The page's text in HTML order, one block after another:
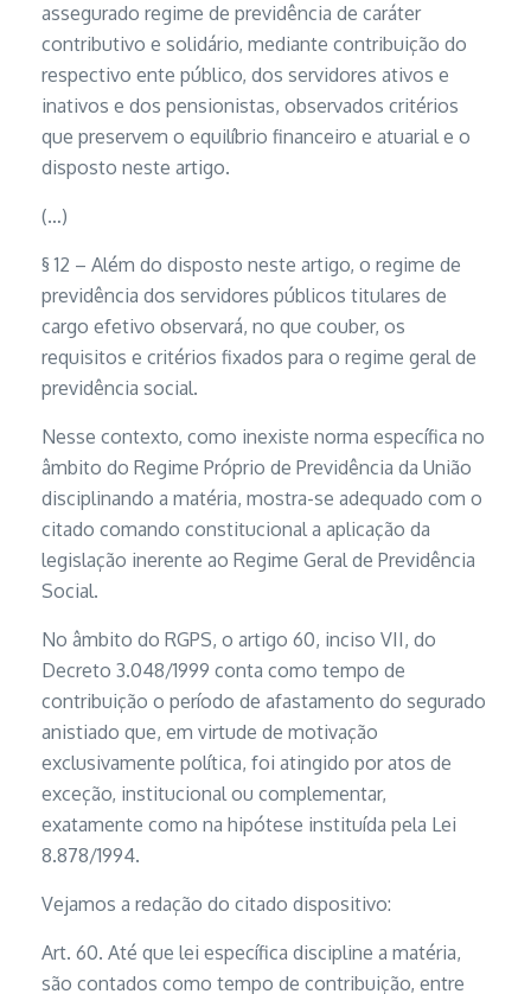
assegurado regime de previdência de caráter
contributivo e solidário, mediante contribuição do
respectivo ente público, dos servidores ativos e
inativos e dos pensionistas, observados critérios
que preservem o equilíbrio financeiro e atuarial e o
disposto neste artigo.
(…)
§ 12 – Além do disposto neste artigo, o regime de
previdência dos servidores públicos titulares de
cargo efetivo observará, no que couber, os
requisitos e critérios fixados para o regime geral de
previdência social.
Nesse contexto, como inexiste norma específica no
âmbito do Regime Próprio de Previdência da União
disciplinando a matéria, mostra-se adequado com o
citado comando constitucional a aplicação da
legislação inerente ao Regime Geral de Previdência
Social.
No âmbito do RGPS, o artigo 60, inciso VII, do
Decreto 3.048/1999 conta como tempo de
contribuição o período de afastamento do segurado
anistiado que, em virtude de motivação
exclusivamente política, foi atingido por atos de
exceção, institucional ou complementar,
exatamente como na hipótese instituída pela Lei
8.878/1994.
Vejamos a redação do citado dispositivo:
Art. 60. Até que lei específica discipline a matéria,
são contados como tempo de contribuição, entre